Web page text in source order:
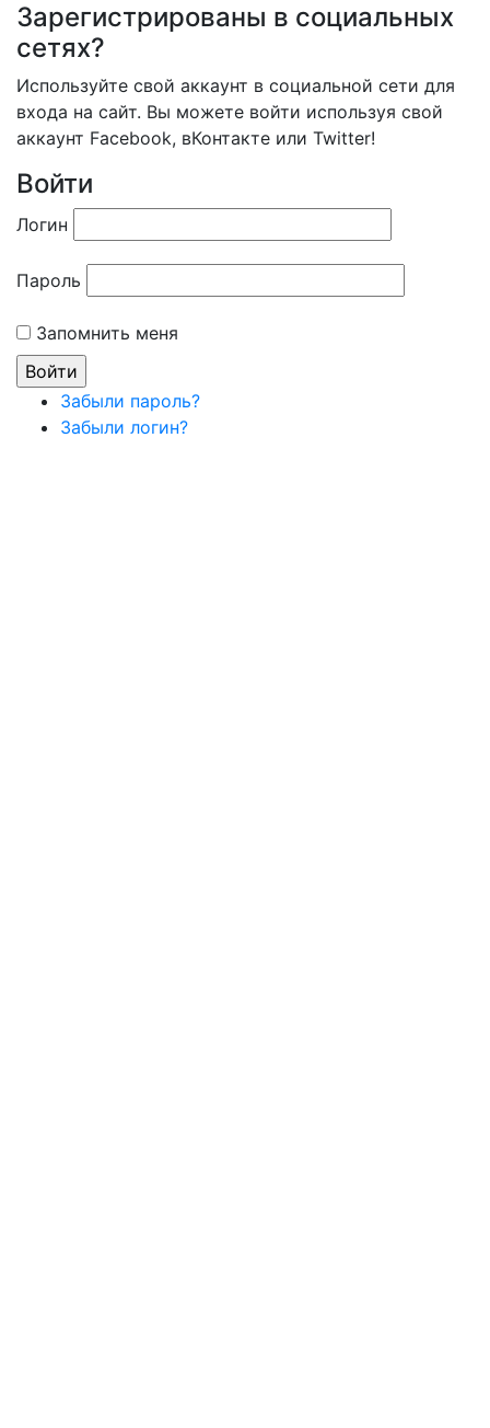
Зарегистрированы в социальных
сетях?
Используйте свой аккаунт в социальной сети для
входа на сайт. Вы можете войти используя свой
аккаунт Facebook, вКонтакте или Twitter!
Войти
Логин
Пароль
Запомнить меня
Забыли пароль?
Забыли логин?